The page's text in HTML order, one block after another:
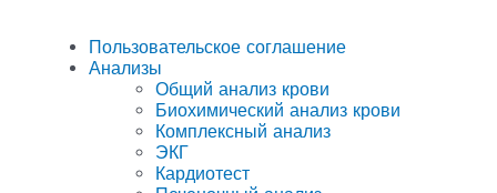
Пользовательское соглашение
Анализы
Общий анализ крови
Биохимический анализ крови
Комплексный анализ
ЭКГ
Кардиотест